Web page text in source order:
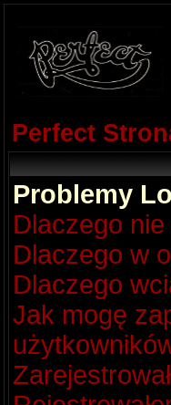
Perfect
Problemy
Dlaczego
Dlaczego w
Dlaczego
Jak mogę